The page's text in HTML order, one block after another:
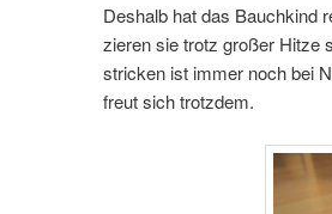
Deshalb hat das Bauchkind
zieren sie trotz großer Hitze
stricken ist immer noch bei
freut sich trotzdem.